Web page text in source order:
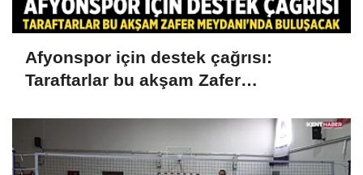
Afyonspor için destek çağrısı:
Taraftarlar bu akşam Zafer